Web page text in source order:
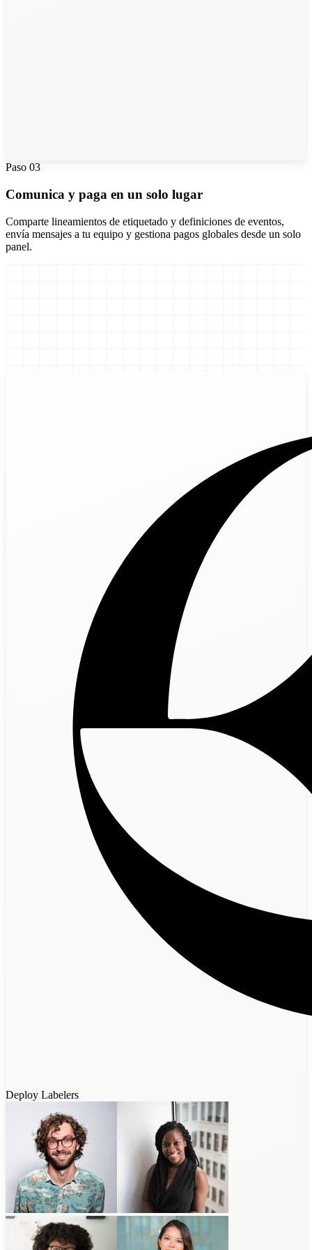
Paso 03
Comunica y paga en un solo lugar
Comparte lineamientos de etiquetado y definiciones de eventos,
envía mensajes a tu equipo y gestiona pagos globales desde un solo
panel.
Deploy Labelers